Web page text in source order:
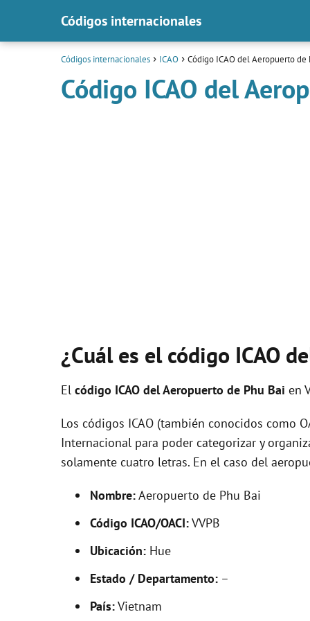
Códigos internacionales
Códigos internacionales ICAO Código ICAO del Aeropuerto de
Código ICAO del
¿Cuál es el código ICAO
El código ICAO delAeropuerto de Phu Bai en
Los códigos ICAO (también conocidos como
Internacional para poder categorizar y
solamente cuatro letras. En el caso del
Nombre:Aeropuerto de Phu Bai
Código ICAO/OACI:VVPB
Ubicación: Hue
Estado / Departamento: –
País:Vietnam